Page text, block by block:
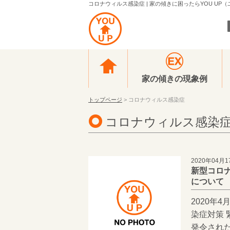
コロナウィルス感染症 | 家の傾きに困ったらYOU UP（
家の傾きの現象例
トップページ > コロナウィルス感染症
コロナウィルス感染
2020年04月
新型コロ
について
2020年4
染症対策
発令され